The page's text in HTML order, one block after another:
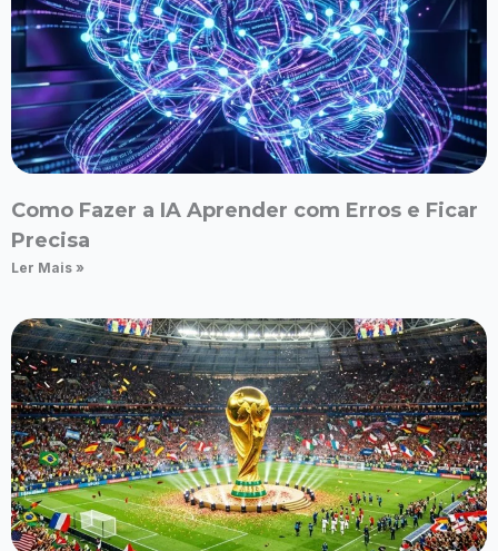
Como Fazer a IA Aprender com Erros e Ficar
Precisa
Ler Mais »